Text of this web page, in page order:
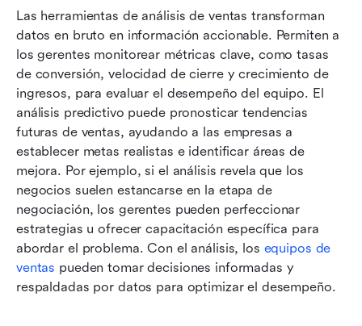
Las herramientas de análisis de ventas transforman
datos en bruto en información accionable. Permiten a
los gerentes monitorear métricas clave, como tasas
de conversión, velocidad de cierre y crecimiento de
ingresos, para evaluar el desempeño del equipo. El
análisis predictivo puede pronosticar tendencias
futuras de ventas, ayudando a las empresas a
establecer metas realistas e identificar áreas de
mejora. Por ejemplo, si el análisis revela que los
negocios suelen estancarse en la etapa de
negociación, los gerentes pueden perfeccionar
estrategias u ofrecer capacitación específica para
abordar el problema. Con el análisis, los equipos de
ventas pueden tomar decisiones informadas y
respaldadas por datos para optimizar el desempeño.